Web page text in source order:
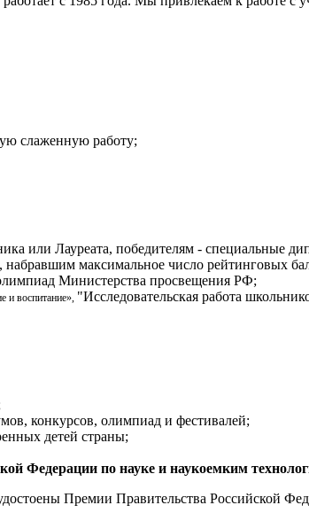
слаженную работу;
или Лауреата, победителям - специальные
максимальное число рейтинговых
Министерства просвещения РФ;
и воспитание», "Исследовательская работа
конкурсов, олимпиад и фестивалей;
детей страны;
Федерации по науке и наукоемким
Премии Правительства Российской